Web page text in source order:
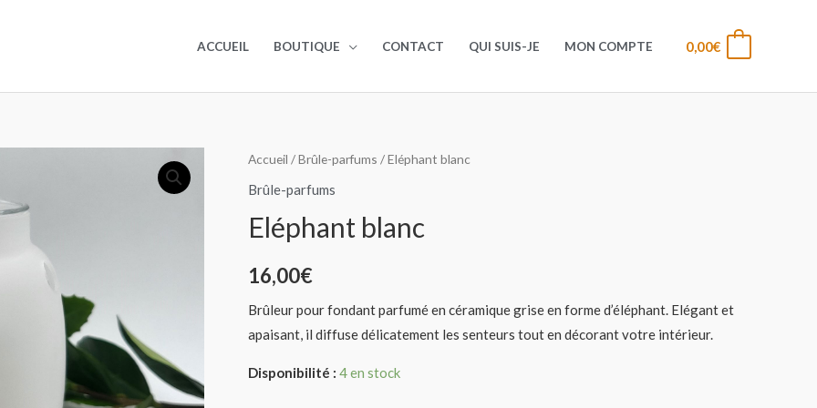
ACCUEIL BOUTIQUE CONTACT QUI SUIS-JE MON COMPTE 0,00€
Accueil /Brûle-parfums / Eléphant blanc
Brûle-parfums
Eléphant blanc
16,00€
Brûleur pour fondant parfumé en céramique grise en forme d’éléphant. Elégant et
apaisant, il diffuse délicatement les senteurs tout en décorant votre intérieur.
Disponibilité : 4 en stock
quantité
de
blanc